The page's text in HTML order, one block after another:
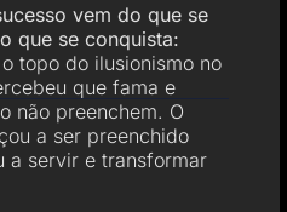
vem do que se
que se conquista:
topo do ilusionismo no
que fama e
não preenchem. O
a ser preenchido
a servir e transformar